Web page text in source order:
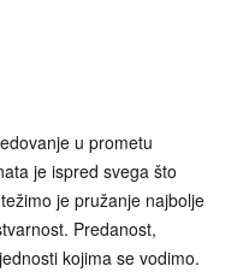
u prometu
je ispred svega što
je pružanje najbolje
Predanost,
kojima se vodimo.